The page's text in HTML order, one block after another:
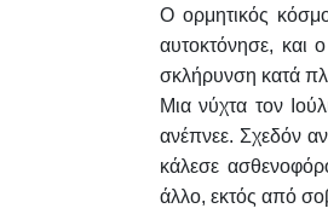
Ο ορμητικός
αυτοκτόνησε, και
σκλήρυνση κατά
Μια νύχτα τον
ανέπνεε. Σχεδόν
κάλεσε
άλλο, εκτός από